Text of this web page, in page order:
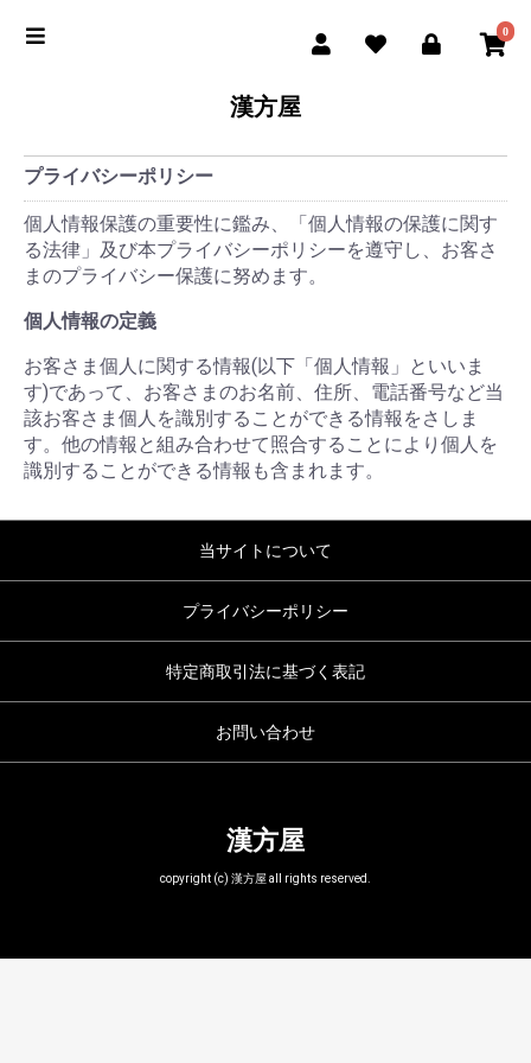
0
漢方屋
プライバシーポリシー
個人情報保護の重要性に鑑み、「個人情報の保護に関す
る法律」及び本プライバシーポリシーを遵守し、お客さ
まのプライバシー保護に努めます。
個人情報の定義
お客さま個人に関する情報(以下「個人情報」といいま
す)であって、お客さまのお名前、住所、電話番号など当
該お客さま個人を識別することができる情報をさしま
す。他の情報と組み合わせて照合することにより個人を
識別することができる情報も含まれます。
当サイトについて
プライバシーポリシー
特定商取引法に基づく表記
お問い合わせ
漢方屋
copyright (c) 漢方屋 all rights reserved.